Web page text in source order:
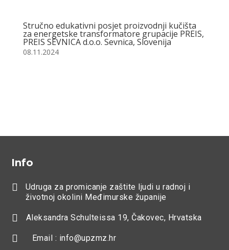
Stručno edukativni posjet proizvodnji kučišta
za energetske transformatore grupacije PREIS,
PREIS SEVNICA d.o.o. Sevnica, Slovenija
08.11.2024
Info

Udruga za promicanje zaštite ljudi u radnoj i
životnoj okolini Međimurske županije
 Aleksandra Schulteissa 19, Čakovec, Hrvatska
 Email : info@upzmz.hr